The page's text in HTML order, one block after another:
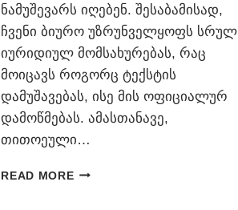
ნამუშევარს იღებენ. შესაბამისად,
ჩვენი ბიურო უზრუნველყოფს სრულ
იურიდიულ მომსახურებას, რაც
მოიცავს როგორც ტექსტის
დამუშავებას, ისე მის ოფიციალურ
დამოწმებას. ამასთანავე,
თითოეული…
READ MOREᲔᲑᲠᲐᲣᲚᲘ